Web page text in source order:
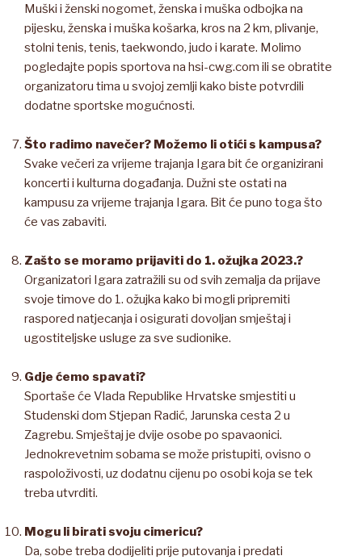
Muški i ženski nogomet, ženska i muška odbojka na
pijesku, ženska i muška košarka, kros na 2 km, plivanje,
stolni tenis, tenis, taekwondo, judo i karate. Molimo
pogledajte popis sportova na hsi-cwg.com ili se obratite
organizatoru tima u svojoj zemlji kako biste potvrdili
dodatne sportske mogućnosti.
Što radimo navečer? Možemo li otići s kampusa?
Svake večeri za vrijeme trajanja Igara bit će organizirani
koncerti i kulturna događanja. Dužni ste ostati na
kampusu za vrijeme trajanja Igara. Bit će puno toga što
će vas zabaviti.
Zašto se moramo prijaviti do 1. ožujka 2023.?
Organizatori Igara zatražili su od svih zemalja da prijave
svoje timove do 1. ožujka kako bi mogli pripremiti
raspored natjecanja i osigurati dovoljan smještaj i
ugostiteljske usluge za sve sudionike.
Gdje ćemo spavati?
Sportaše će Vlada Republike Hrvatske smjestiti u
Studenski dom Stjepan Radić, Jarunska cesta 2 u
Zagrebu. Smještaj je dvije osobe po spavaonici.
Jednokrevetnim sobama se može pristupiti, ovisno o
raspoloživosti, uz dodatnu cijenu po osobi koja se tek
treba utvrditi.
Mogu li birati svoju cimericu?
Da, sobe treba dodijeliti prije putovanja i predati